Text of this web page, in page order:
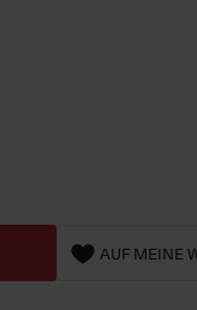
AUF MEINE